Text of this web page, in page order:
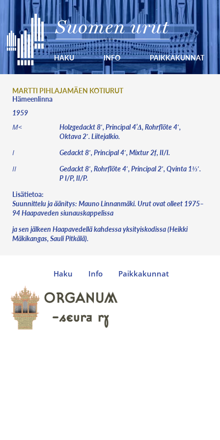
Suomen urut
HAKU INFO PAIKKAKUNNAT
MARTTI PIHLAJAMÄEN KOTIURUT
Hämeenlinna
1959
M<
Holzgedackt 8′, Principal 4’Δ, Rohrflöte 4′,
Oktava 2′. Liitejalkio.
I Gedackt 8′, Principal 4′, Mixtur 2f, II/I.
II
Gedackt 8′, Rohrflöte 4′, Principal 2′, Qvinta 1⅓′.
P I/P, II/P.
Lisätietoa:
Suunnittelu ja äänitys: Mauno Linnanmäki. Urut ovat olleet 1975–
94 Haapaveden siunauskappelissa
ja sen jälkeen Haapavedellä kahdessa yksityiskodissa (Heikki
Mäkikangas, Sauli Pitkälä).
Haku Info Paikkakunnat